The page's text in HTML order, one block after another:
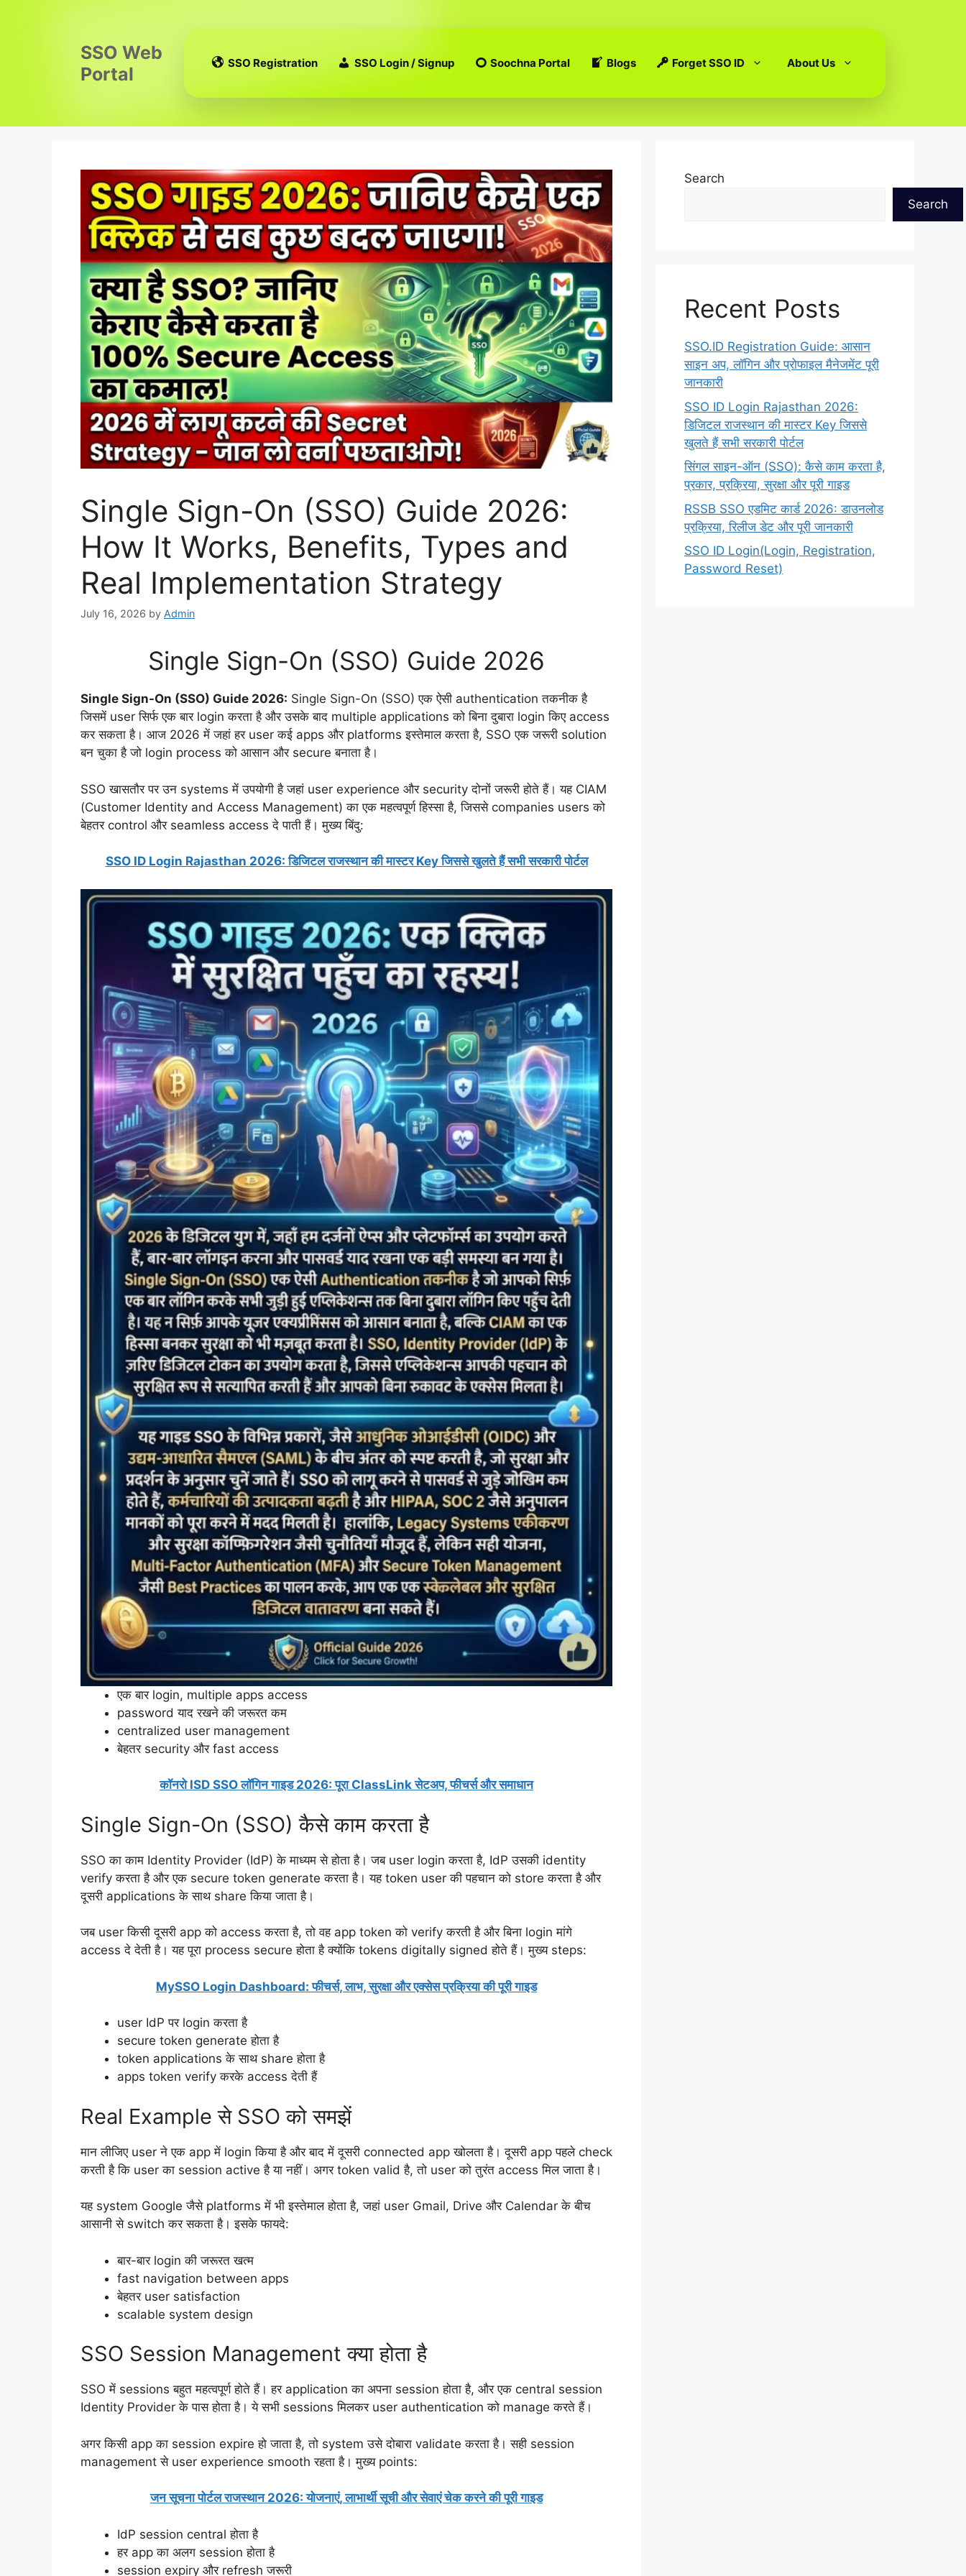
SSO Web
Portal
SSO Registration SSO Login / Signup Soochna Portal Blogs Forget SSO ID About Us
Single Sign-On (SSO) Guide 2026:
How It Works, Benefits, Types and
Real Implementation Strategy
July 16, 2026 by Admin
Single Sign-On (SSO) Guide 2026
Single Sign-On (SSO) Guide 2026: Single Sign-On (SSO) एक ऐसी authentication तकनीक है
जिसमें user सिर्फ एक बार login करता है और उसके बाद multiple applications को बिना दुबारा login किए access
कर सकता है। आज 2026 में जहां हर user कई apps और platforms इस्तेमाल करता है, SSO एक जरूरी solution
बन चुका है जो login process को आसान और secure बनाता है।
SSO खासतौर पर उन systems में उपयोगी है जहां user experience और security दोनों जरूरी होते हैं। यह CIAM
(Customer Identity and Access Management) का एक महत्वपूर्ण हिस्सा है, जिससे companies users को
बेहतर control और seamless access दे पाती हैं। मुख्य बिंदु:
SSO ID Login Rajasthan 2026: डिजिटल राजस्थान की मास्टर Key जिससे खुलते हैं सभी सरकारी पोर्टल
एक बार login, multiple apps access
password याद रखने की जरूरत कम
centralized user management
बेहतर security और fast access
कॉनरो ISD SSO लॉगिन गाइड 2026: पूरा ClassLink सेटअप, फीचर्स और समाधान
Single Sign-On (SSO) कैसे काम करता है
SSO का काम Identity Provider (IdP) के माध्यम से होता है। जब user login करता है, IdP उसकी identity
verify करता है और एक secure token generate करता है। यह token user की पहचान को store करता है और
दूसरी applications के साथ share किया जाता है।
जब user किसी दूसरी app को access करता है, तो वह app token को verify करती है और बिना login मांगे
access दे देती है। यह पूरा process secure होता है क्योंकि tokens digitally signed होते हैं। मुख्य steps:
MySSO Login Dashboard: फीचर्स, लाभ, सुरक्षा और एक्सेस प्रक्रिया की पूरी गाइड
user IdP पर login करता है
secure token generate होता है
token applications के साथ share होता है
apps token verify करके access देती हैं
Real Example से SSO को समझें
मान लीजिए user ने एक app में login किया है और बाद में दूसरी connected app खोलता है। दूसरी app पहले check
करती है कि user का session active है या नहीं। अगर token valid है, तो user को तुरंत access मिल जाता है।
यह system Google जैसे platforms में भी इस्तेमाल होता है, जहां user Gmail, Drive और Calendar के बीच
आसानी से switch कर सकता है। इसके फायदे:
बार-बार login की जरूरत खत्म
fast navigation between apps
बेहतर user satisfaction
scalable system design
SSO Session Management क्या होता है
SSO में sessions बहुत महत्वपूर्ण होते हैं। हर application का अपना session होता है, और एक central session
Identity Provider के पास होता है। ये सभी sessions मिलकर user authentication को manage करते हैं।
अगर किसी app का session expire हो जाता है, तो system उसे दोबारा validate करता है। सही session
management से user experience smooth रहता है। मुख्य points:
जन सूचना पोर्टल राजस्थान 2026: योजनाएं, लाभार्थी सूची और सेवाएं चेक करने की पूरी गाइड
IdP session central होता है
हर app का अलग session होता है
session expiry और refresh जरूरी
Search
Search
Recent Posts
SSO.ID Registration Guide: आसान
साइन अप, लॉगिन और प्रोफाइल मैनेजमेंट पूरी
जानकारी
SSO ID Login Rajasthan 2026:
डिजिटल राजस्थान की मास्टर Key जिससे
खुलते हैं सभी सरकारी पोर्टल
सिंगल साइन-ऑन (SSO): कैसे काम करता है,
प्रकार, प्रक्रिया, सुरक्षा और पूरी गाइड
RSSB SSO एडमिट कार्ड 2026: डाउनलोड
प्रक्रिया, रिलीज डेट और पूरी जानकारी
SSO ID Login(Login, Registration,
Password Reset)